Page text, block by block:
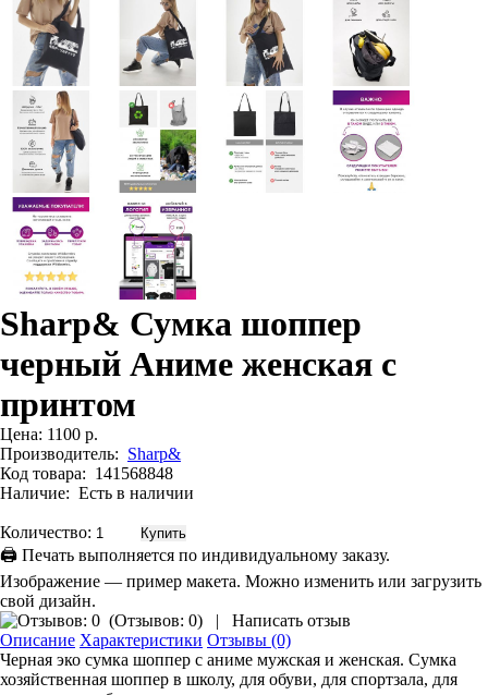
Sharp& Сумка шоппер
черный Аниме женская с
принтом
Цена: 1100 р.
Производитель: Sharp&
Код товара: 141568848
Наличие: Есть в наличии
Количество:
🖨 Печать выполняется по индивидуальному заказу.
Изображение — пример макета. Можно изменить или загрузить
свой дизайн.
(Отзывов: 0) |
Написать отзыв
Описание Характеристики Отзывы (0)
Черная эко сумка шоппер с аниме мужская и женская. Сумка
хозяйственная шоппер в школу, для обуви, для спортзала, для